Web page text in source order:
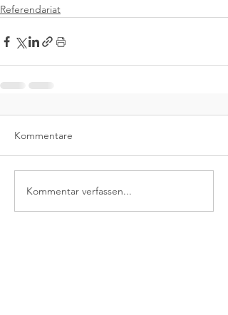
Referendariat
Kommentare
Kommentar verfassen...